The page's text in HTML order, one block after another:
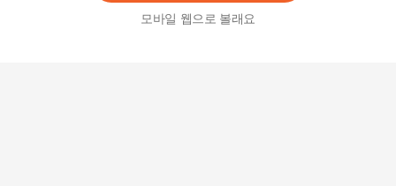
모바일 웹으로 볼래요